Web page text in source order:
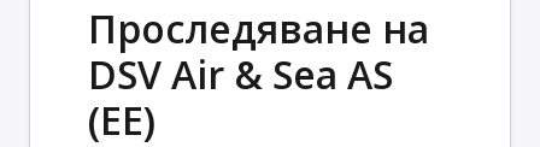
Проследяване на
DSV Air & Sea AS
(EE)